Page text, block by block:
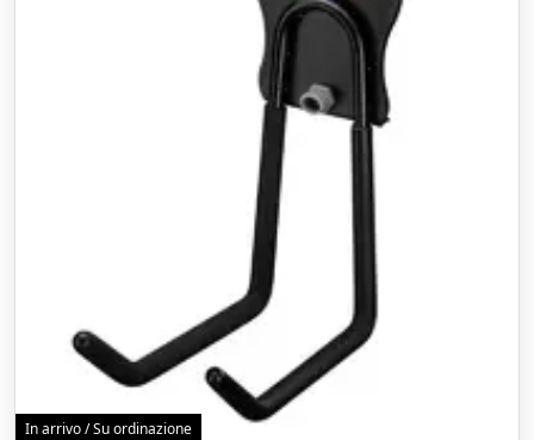
In arrivo / Su ordinazione